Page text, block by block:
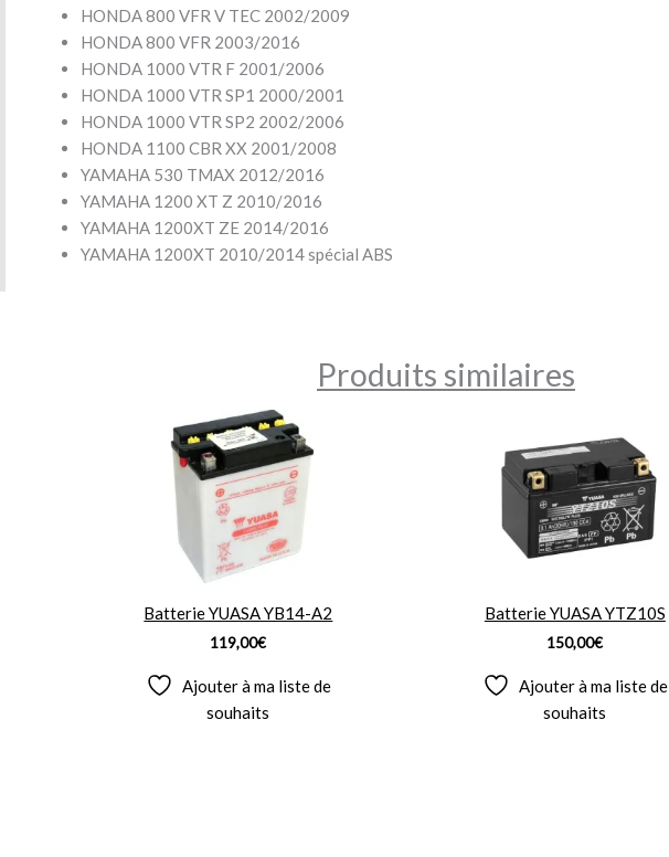
HONDA 800 VFR V TEC 2002/2009
HONDA 800 VFR 2003/2016
HONDA 1000 VTR F 2001/2006
HONDA 1000 VTR SP1 2000/2001
HONDA 1000 VTR SP2 2002/2006
HONDA 1100 CBR XX 2001/2008
YAMAHA 530 TMAX 2012/2016
YAMAHA 1200 XT Z 2010/2016
YAMAHA 1200XT ZE 2014/2016
YAMAHA 1200XT 2010/2014 spécial ABS
Produits similaires
Batterie YUASA YB14-A2
119,00€
Ajouter à ma liste de
souhaits
Batterie YUASA YTZ10S
150,00€
Ajouter à ma liste de
souhaits